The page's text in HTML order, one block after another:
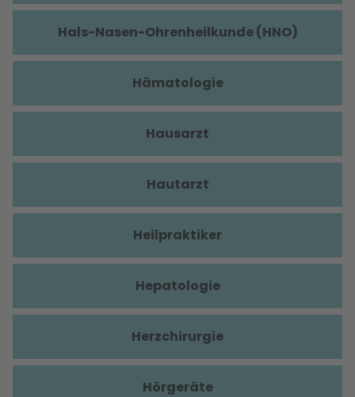
Hals-Nasen-Ohrenheilkunde (HNO)
Hämatologie
Hausarzt
Hautarzt
Heilpraktiker
Hepatologie
Herzchirurgie
Hörgeräte